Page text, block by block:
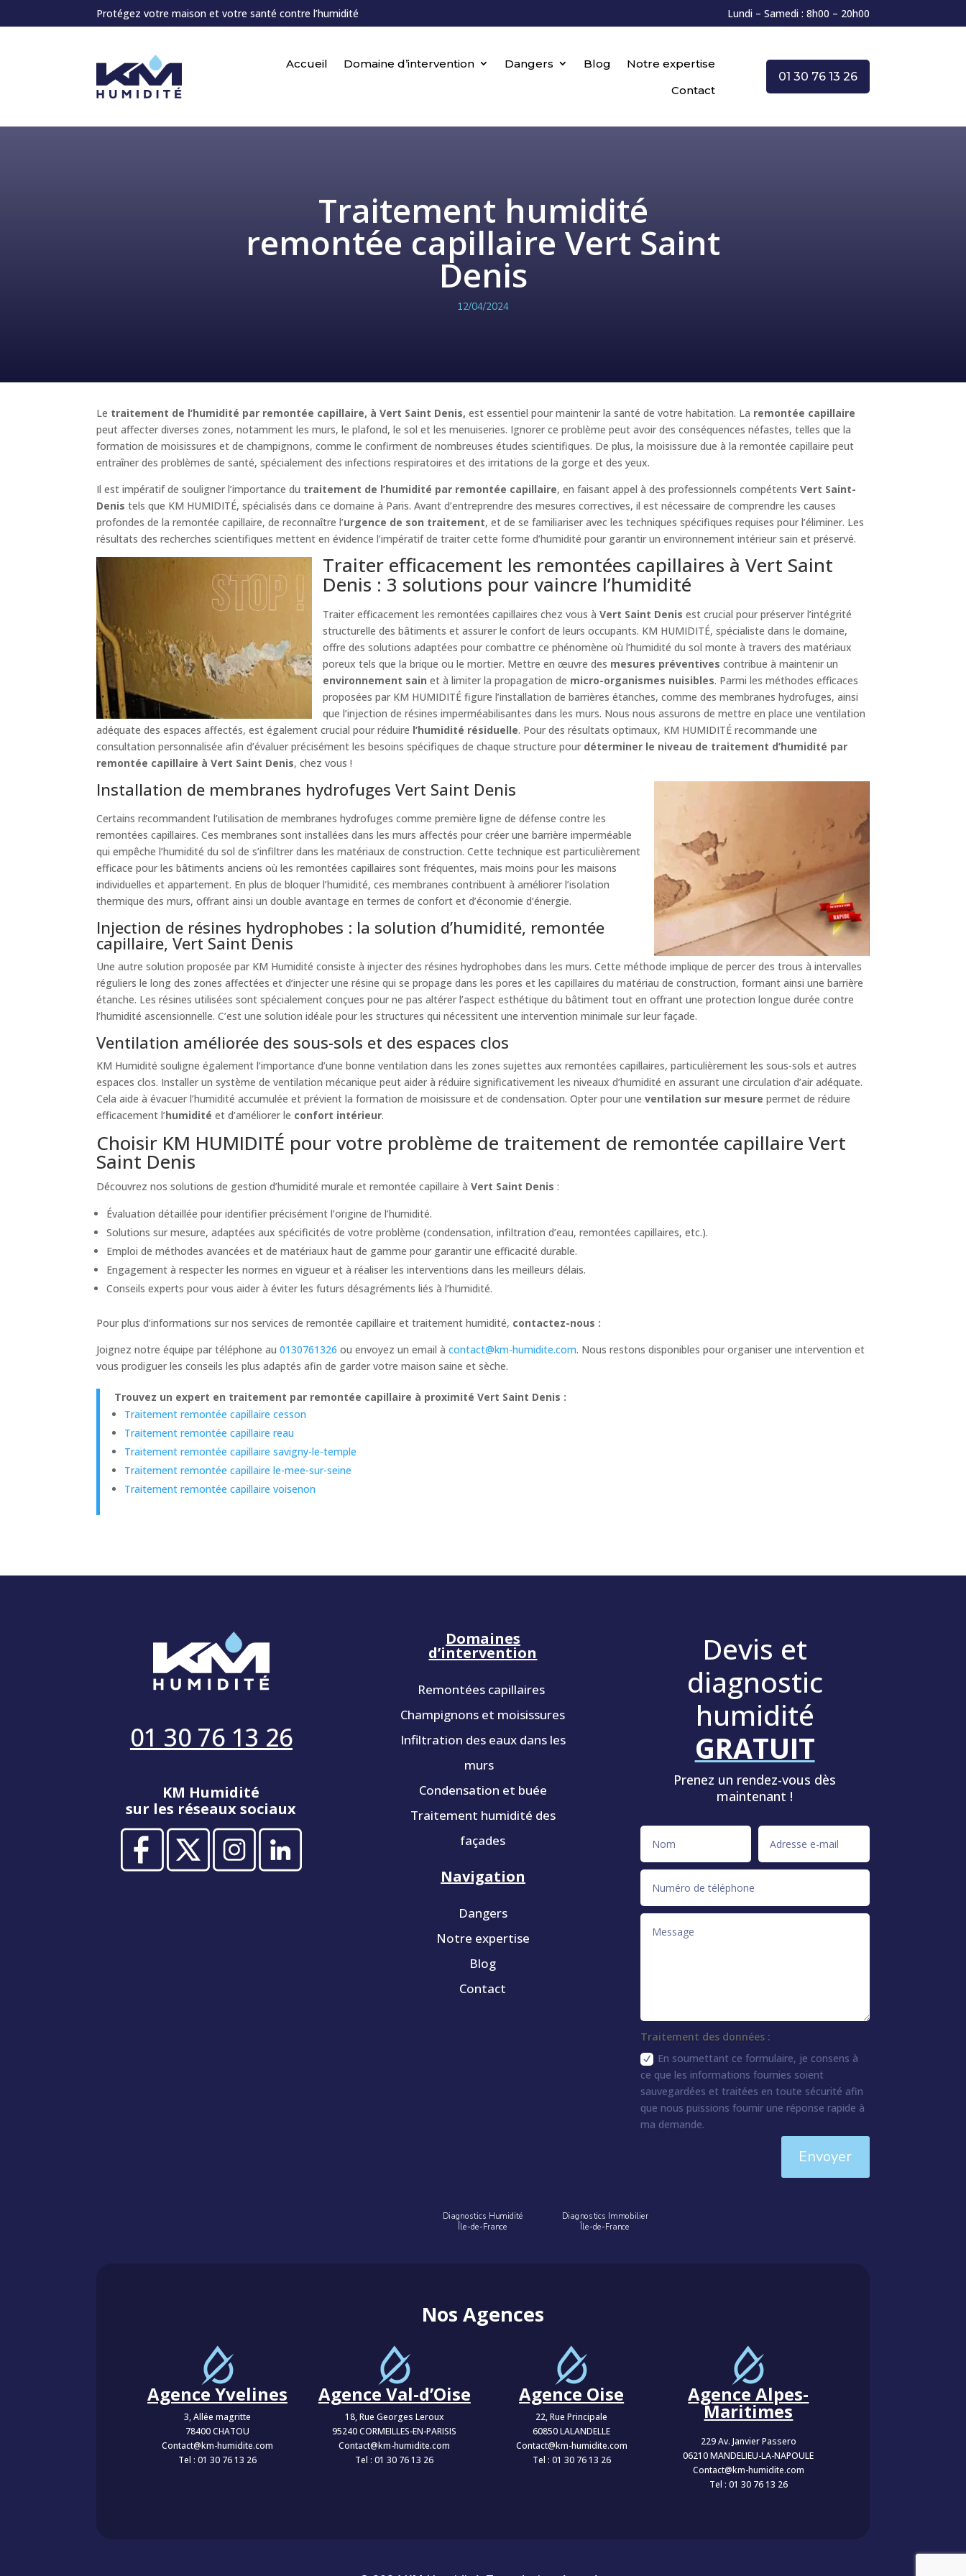
Protégez votre maison et votre santé contre l’humidité Lundi – Samedi : 8h00 – 20h00
Accueil Domaine d’intervention Dangers Blog
Notre expertise
Contact
01 30 76 13 26
Traitement humidité
remontée capillaire Vert Saint
Denis
12/04/2024
Le traitement de l’humidité par remontée capillaire, à Vert Saint Denis, est essentiel pour maintenir la santé de votre habitation. La remontée capillaire
peut affecter diverses zones, notamment les murs, le plafond, le sol et les menuiseries. Ignorer ce problème peut avoir des conséquences néfastes, telles que la
formation de moisissures et de champignons, comme le confirment de nombreuses études scientifiques. De plus, la moisissure due à la remontée capillaire peut
entraîner des problèmes de santé, spécialement des infections respiratoires et des irritations de la gorge et des yeux.
Il est impératif de souligner l’importance du traitement de l’humidité par remontée capillaire, en faisant appel à des professionnels compétents Vert Saint-
Denis tels que KM HUMIDITÉ, spécialisés dans ce domaine à Paris. Avant d’entreprendre des mesures correctives, il est nécessaire de comprendre les causes
profondes de la remontée capillaire, de reconnaître l’urgence de son traitement, et de se familiariser avec les techniques spécifiques requises pour l’éliminer. Les
résultats des recherches scientifiques mettent en évidence l’impératif de traiter cette forme d’humidité pour garantir un environnement intérieur sain et préservé.
Traiter efficacement les remontées capillaires à Vert Saint
Denis : 3 solutions pour vaincre l’humidité
Traiter efficacement les remontées capillaires chez vous àVert Saint Denis est crucial pour préserver l’intégrité
structurelle des bâtiments et assurer le confort de leurs occupants. KM HUMIDITÉ, spécialiste dans le domaine,
offre des solutions adaptées pour combattre ce phénomène où l’humidité du sol monte à travers des matériaux
poreux tels que la brique ou le mortier. Mettre en œuvre des mesures préventives contribue à maintenir un
environnement sain et à limiter la propagation de micro-organismes nuisibles. Parmi les méthodes efficaces
proposées par KM HUMIDITÉ figure l’installation de barrières étanches, comme des membranes hydrofuges, ainsi
que l’injection de résines imperméabilisantes dans les murs. Nous nous assurons de mettre en place une ventilation
adéquate des espaces affectés, est également crucial pour réduire l’humidité résiduelle. Pour des résultats optimaux, KM HUMIDITÉ recommande une
consultation personnalisée afin d’évaluer précisément les besoins spécifiques de chaque structure pour déterminer le niveau de traitement d’humidité par
remontée capillaire à Vert Saint Denis, chez vous !
Installation de membranes hydrofuges Vert Saint Denis
Certains recommandent l’utilisation de membranes hydrofuges comme première ligne de défense contre les
remontées capillaires. Ces membranes sont installées dans les murs affectés pour créer une barrière imperméable
qui empêche l’humidité du sol de s’infiltrer dans les matériaux de construction. Cette technique est particulièrement
efficace pour les bâtiments anciens où les remontées capillaires sont fréquentes, mais moins pour les maisons
individuelles et appartement. En plus de bloquer l’humidité, ces membranes contribuent à améliorer l’isolation
thermique des murs, offrant ainsi un double avantage en termes de confort et d’économie d’énergie.
Injection de résines hydrophobes : la solution d’humidité, remontée
capillaire, Vert Saint Denis
Une autre solution proposée par KM Humidité consiste à injecter des résines hydrophobes dans les murs. Cette méthode implique de percer des trous à intervalles
réguliers le long des zones affectées et d’injecter une résine qui se propage dans les pores et les capillaires du matériau de construction, formant ainsi une barrière
étanche. Les résines utilisées sont spécialement conçues pour ne pas altérer l’aspect esthétique du bâtiment tout en offrant une protection longue durée contre
l’humidité ascensionnelle. C’est une solution idéale pour les structures qui nécessitent une intervention minimale sur leur façade.
Ventilation améliorée des sous-sols et des espaces clos
KM Humidité souligne également l’importance d’une bonne ventilation dans les zones sujettes aux remontées capillaires, particulièrement les sous-sols et autres
espaces clos. Installer un système de ventilation mécanique peut aider à réduire significativement les niveaux d’humidité en assurant une circulation d’air adéquate.
Cela aide à évacuer l’humidité accumulée et prévient la formation de moisissure et de condensation. Opter pour uneventilation sur mesure permet de réduire
efficacement l’humidité et d’améliorer le confort intérieur.
Choisir KM HUMIDITÉ pour votre problème de traitement de remontée capillaire Vert
Saint Denis
Découvrez nos solutions de gestion d’humidité murale et remontée capillaire àVert Saint Denis :
Évaluation détaillée pour identifier précisément l’origine de l’humidité.
Solutions sur mesure, adaptées aux spécificités de votre problème (condensation, infiltration d’eau, remontées capillaires, etc.).
Emploi de méthodes avancées et de matériaux haut de gamme pour garantir une efficacité durable.
Engagement à respecter les normes en vigueur et à réaliser les interventions dans les meilleurs délais.
Conseils experts pour vous aider à éviter les futurs désagréments liés à l’humidité.
Pour plus d’informations sur nos services de remontée capillaire et traitement humidité, contactez-nous :
Joignez notre équipe par téléphone au0130761326 ou envoyez un email àcontact@km-humidite.com. Nous restons disponibles pour organiser une intervention et
vous prodiguer les conseils les plus adaptés afin de garder votre maison saine et sèche.
Trouvez un expert en traitement par remontée capillaire à proximité Vert Saint Denis :
Traitement remontée capillaire cesson
Traitement remontée capillaire reau
Traitement remontée capillaire savigny-le-temple
Traitement remontée capillaire le-mee-sur-seine
Traitement remontée capillaire voisenon
01 30 76 13 26
KM Humidité
sur les réseaux sociaux
Domaines
d’intervention
Remontées capillaires
Champignons et moisissures
Infiltration des eaux dans les
murs
Condensation et buée
Traitement humidité des
façades
Navigation
Dangers
Notre expertise
Blog
Contact
Devis et
diagnostic
humidité
GRATUIT
Prenez un rendez-vous dès
maintenant !
Traitement des données :
En soumettant ce formulaire, je consens à
ce que les informations fournies soient
sauvegardées et traitées en toute sécurité afin
que nous puissions fournir une réponse rapide à
ma demande.
Envoyer
Diagnostics Humidité
Île-de-France
Diagnostics Immobilier
Île-de-France
Nos Agences
Agence Yvelines
3, Allée magritte
78400 CHATOU
Contact@km-humidite.com
Tel :01 30 76 13 26
Agence Val-d’Oise
18, Rue Georges Leroux
95240 CORMEILLES-EN-PARISIS
Contact@km-humidite.com
Tel :01 30 76 13 26
Agence Oise
22, Rue Principale
60850 LALANDELLE
Contact@km-humidite.com
Tel : 01 30 76 13 26
Agence Alpes-
Maritimes
229 Av. Janvier Passero
06210 MANDELIEU-LA-NAPOULE
Contact@km-humidite.com
Tel : 01 30 76 13 26